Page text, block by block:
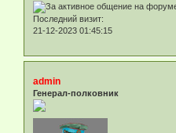
Последний визит:
21-12-2023 01:45:15
admin
Генерал-полковник